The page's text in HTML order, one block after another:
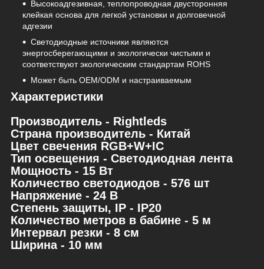
Высокоадгезивная, теплопроводная двусторонняя
клейкая основа для легкой установки и долговечной
адгезии
Светодиодные источники являются
энергосберегающими и экологически чистыми и
соответствуют экологическим стандартам ROHS
Может быть OEM/ODM и настраиваемым
Характеристики
Производитель - Rightleds
Страна производитель - Китай
Цвет свечения RGB+W+IC
Тип освещения - Светодиодная лента
Мощность - 15 Вт
Количество светодиодов - 576 шт
Напряжение - 24 В
Степень защиты, IP - IP20
Количество метров в бабине - 5 м
Интервал резки - 8 см
Ширина - 10 мм